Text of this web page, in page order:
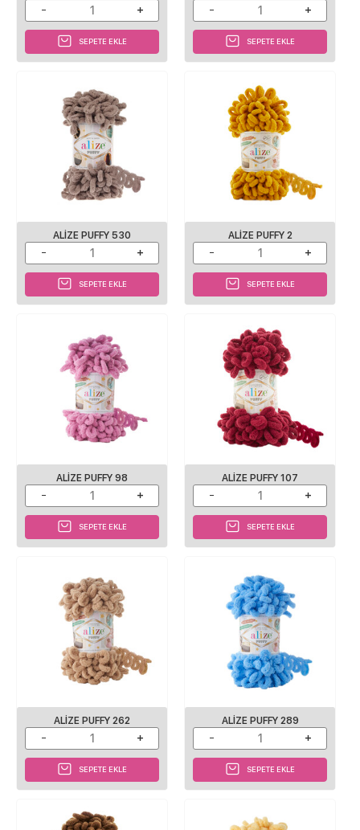
SEPETE EKLE SEPETE EKLE
ALIZE PUFFY 530
SEPETE EKLE
ALIZE PUFFY 2
SEPETE EKLE
ALIZE PUFFY 98
SEPETE EKLE
ALIZE PUFFY 107
SEPETE EKLE
ALIZE PUFFY 262
SEPETE EKLE
ALIZE PUFFY 289
SEPETE EKLE